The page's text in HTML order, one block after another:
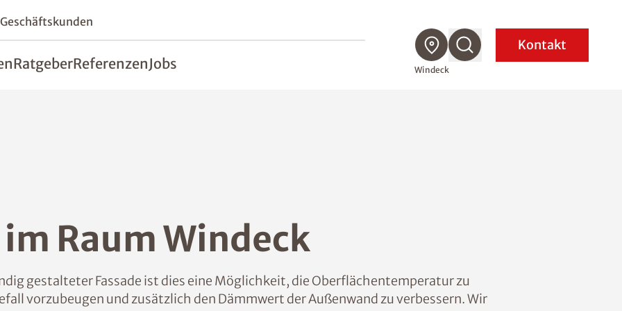
Geschäftskunden
RatgeberReferenzenJobs Windeck
Kontakt
Raum Windeck
gestalteter Fassade ist dies eine Möglichkeit, die Oberflächentemperatur zu
vorzubeugen und zusätzlich den Dämmwert der Außenwand zu verbessern. Wir